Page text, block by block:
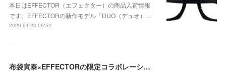
本日はEFFECTOR（エフェクター）の商品入荷情報
です。EFFECTORの新作モデル「DUO（デュオ）…
2026.04.23 09:52
布袋寅泰×EFFECTORの限定コラボレーションモデル 「UNISON HT」が入荷！